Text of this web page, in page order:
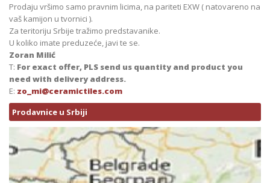
Prodaju vršimo samo pravnim licima, na pariteti EXW ( natovareno na
vaš kamijon u tvornici ).
Za teritoriju Srbije tražimo predstavanike.
U koliko imate preduzeće, javi te se.
Zoran Milić
T: For exact offer, PLS send us quantity and product you
need with delivery address.
E: zo_mi@ceramictiles.com
Prodavnice u Srbiji